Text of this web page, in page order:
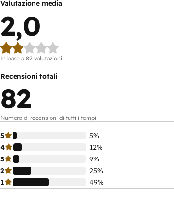
Valutazione media
2,0
In base a 82 valutazioni
Recensioni totali
82
Numero di recensioni di tutti i tempi
5
5%
4
12%
3
9%
2
25%
1
49%